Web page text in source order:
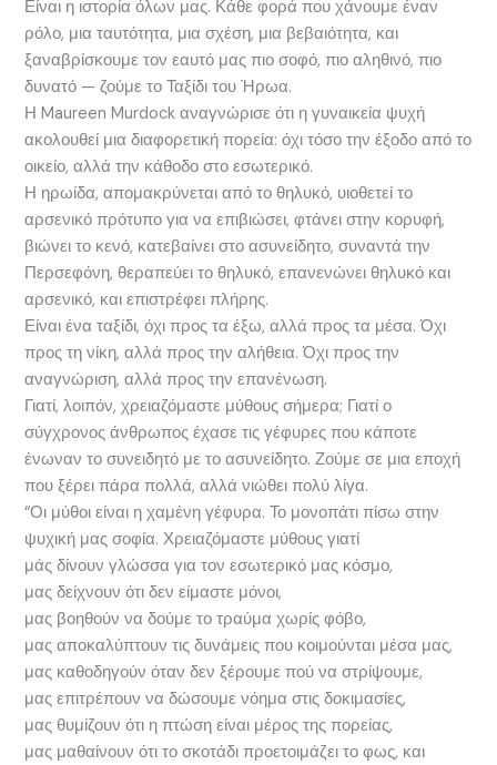
Είναι η ιστορία όλων μας. Κάθε φορά που χάνουμε έναν
ρόλο, μια ταυτότητα, μια σχέση, μια βεβαιότητα, και
ξαναβρίσκουμε τον εαυτό μας πιο σοφό, πιο αληθινό, πιο
δυνατό — ζούμε το Ταξίδι του Ήρωα.
Η Maureen Murdock αναγνώρισε ότι η γυναικεία ψυχή
ακολουθεί μια διαφορετική πορεία: όχι τόσο την έξοδο από το
οικείο, αλλά την κάθοδο στο εσωτερικό.
Η ηρωίδα, απομακρύνεται από το θηλυκό, υιοθετεί το
αρσενικό πρότυπο για να επιβιώσει, φτάνει στην κορυφή,
βιώνει το κενό, κατεβαίνει στο ασυνείδητο, συναντά την
Περσεφόνη, θεραπεύει το θηλυκό, επανενώνει θηλυκό και
αρσενικό, και επιστρέφει πλήρης.
Είναι ένα ταξίδι, όχι προς τα έξω, αλλά προς τα μέσα. Όχι
προς τη νίκη, αλλά προς την αλήθεια. Όχι προς την
αναγνώριση, αλλά προς την επανένωση.
Γιατί, λοιπόν, χρειαζόμαστε μύθους σήμερα; Γιατί ο
σύγχρονος άνθρωπος έχασε τις γέφυρες που κάποτε
ένωναν το συνειδητό με το ασυνείδητο. Ζούμε σε μια εποχή
που ξέρει πάρα πολλά, αλλά νιώθει πολύ λίγα.
“Οι μύθοι είναι η χαμένη γέφυρα. Το μονοπάτι πίσω στην
ψυχική μας σοφία. Χρειαζόμαστε μύθους γιατί
μάς δίνουν γλώσσα για τον εσωτερικό μας κόσμο,
μας δείχνουν ότι δεν είμαστε μόνοι,
μας βοηθούν να δούμε το τραύμα χωρίς φόβο,
μας αποκαλύπτουν τις δυνάμεις που κοιμούνται μέσα μας,
μας καθοδηγούν όταν δεν ξέρουμε πού να στρίψουμε,
μας επιτρέπουν να δώσουμε νόημα στις δοκιμασίες,
μας θυμίζουν ότι η πτώση είναι μέρος της πορείας,
μας μαθαίνουν ότι το σκοτάδι προετοιμάζει το φως, και